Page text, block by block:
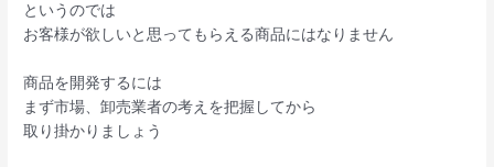
というのでは
お客様が欲しいと思ってもらえる商品にはなりません
商品を開発するには
まず市場、卸売業者の考えを把握してから
取り掛かりましょう